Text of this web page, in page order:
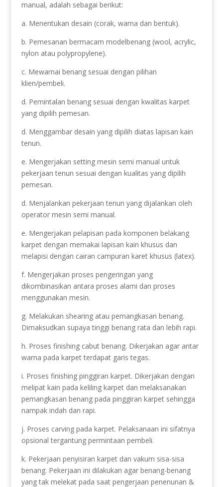
manual, adalah sebagai berikut:
a. Menentukan desain (corak, warna dan bentuk).
b. Pemesanan bermacam modelbenang (wool, acrylic,
nylon atau polypropylene).
c. Mewarnai benang sesuai dengan pilihan
klien/pembeli.
d. Pemintalan benang sesuai dengan kwalitas karpet
yang dipilih pemesan.
d. Menggambar desain yang dipilih diatas lapisan kain
tenun.
e. Mengerjakan setting mesin semi manual untuk
pekerjaan tenun sesuai dengan kualitas yang dipilih
pemesan.
d. Menjalankan pekerjaan tenun yang dijalankan oleh
operator mesin semi manual.
e. Mengerjakan pelapisan pada komponen belakang
karpet dengan memakai lapisan kain khusus dan
melapisi dengan cairan campuran karet khusus (latex).
f. Mengerjakan proses pengeringan yang
dikombinasikan antara proses alami dan proses
menggunakan mesin.
g. Melakukan shearing atau pemangkasan benang.
Dimaksudkan supaya tinggi benang rata dan lebih rapi.
h. Proses finishing cabut benang. Dikerjakan agar antar
warna pada karpet terdapat garis tegas.
i. Proses finishing pinggiran karpet. Dikerjakan dengan
melipat kain pada keliling karpet dan melaksanakan
pemangkasan benang pada pinggiran karpet sehingga
nampak indah dan rapi.
j. Proses carving pada karpet. Pelaksanaan ini sifatnya
opsional tergantung permintaan pembeli.
k. Pekerjaan penyisiran karpet dan vakum sisa-sisa
benang. Pekerjaan ini dilakukan agar benang-benang
yang tak melekat pada saat pengerjaan penenunan &